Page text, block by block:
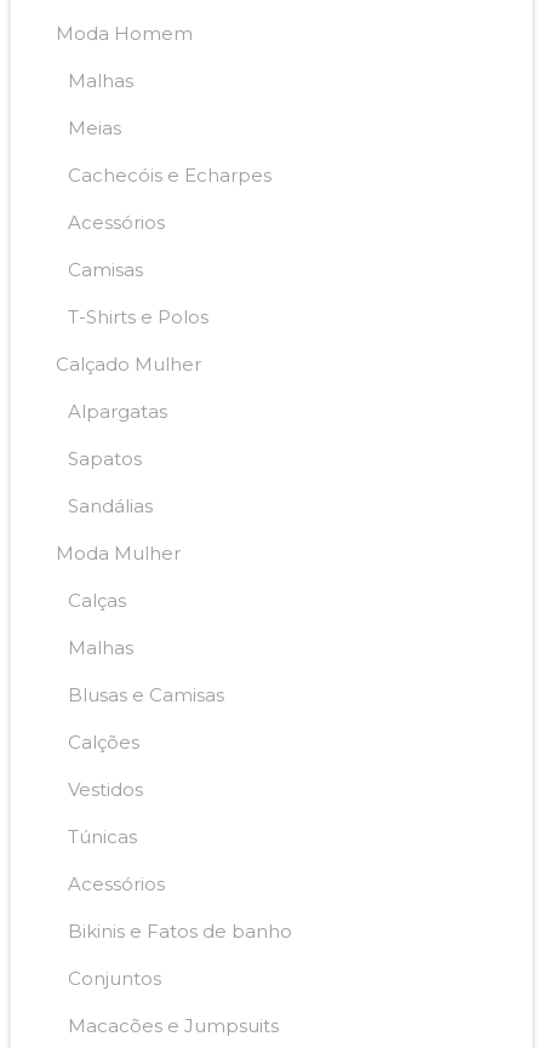
Moda Homem
Malhas
Meias
Cachecóis e Echarpes
Acessórios
Camisas
T-Shirts e Polos
Calçado Mulher
Alpargatas
Sapatos
Sandálias
Moda Mulher
Calças
Malhas
Blusas e Camisas
Calções
Vestidos
Túnicas
Acessórios
Bikinis e Fatos de banho
Conjuntos
Macacões e Jumpsuits